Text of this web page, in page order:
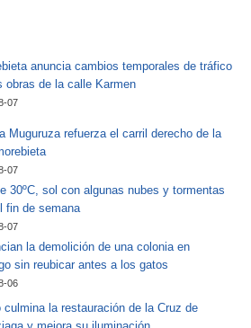
anuncia cambios temporales de tráfico
obras de la calle Karmen
07
Muguruza refuerza el carril derecho de la
07
30ºC, sol con algunas nubes y tormentas
fin de semana
07
la demolición de una colonia en
sin reubicar antes a los gatos
06
culmina la restauración de la Cruz de